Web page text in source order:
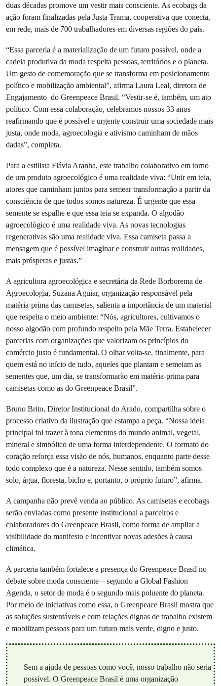
duas décadas promove um vestir mais consciente. As ecobags da
ação foram finalizadas pela Justa Trama, cooperativa que conecta,
em rede, mais de 700 trabalhadores em diversas regiões do país.
“Essa parceria é a materialização de um futuro possível, onde a
cadeia produtiva da moda respeita pessoas, territórios e o planeta.
Um gesto de comemoração que se transforma em posicionamento
político e mobilização ambiental”, afirma Laura Leal, diretora de
Engajamento do Greenpeace Brasil. “Vestir-se é, também, um ato
político. Com essa colaboração, celebramos nossos 33 anos
reafirmando que é possível e urgente construir uma sociedade mais
justa, onde moda, agroecologia e ativismo caminham de mãos
dadas”, completa.
Para a estilista Flávia Aranha, este trabalho colaborativo em torno
de um produto agroecológico é uma realidade viva: “Unir em teia,
atores que caminham juntos para semear transformação a partir da
consciência de que todos somos natureza. É urgente que essa
semente se espalhe e que essa teia se expanda. O algodão
agroecológico é uma realidade viva. As novas tecnologias
regenerativas são uma realidade viva. Essa camiseta passa a
mensagem que é possível imaginar e construir outras realidades,
mais prósperas e justas.”
A agricultora agroecológica e secretária da Rede Borborema de
Agroecologia, Suzana Aguiar, organização responsável pela
matéria-prima das camisetas, salienta a importância de um material
que respeita o meio ambiente: “Nós, agricultores, cultivamos o
nosso algodão com profundo respeito pela Mãe Terra. Estabelecer
parcerias com organizações que valorizam os princípios do
comércio justo é fundamental. O olhar volta-se, finalmente, para
quem está no início de tudo, aqueles que plantam e semeiam as
sementes que, um dia, se transformarão em matéria-prima para
camisetas como as do Greenpeace Brasil”.
Bruno Brito, Diretor Institucional do Arado, compartilha sobre o
processo criativo da ilustração que estampa a peça. “Nossa ideia
principal foi trazer à tona elementos do mundo animal, vegetal,
mineral e simbólico de uma forma interdependente. O formato do
coração reforça essa visão de nós, humanos, enquanto parte desse
todo complexo que é a natureza. Nesse sentido, também somos
solo, água, floresta, bicho e, portanto, o próprio futuro”, afirma.
A campanha não prevê venda ao público. As camisetas e ecobags
serão enviadas como presente institucional a parceiros e
colaboradores do Greenpeace Brasil, como forma de ampliar a
visibilidade do manifesto e incentivar novas adesões à causa
climática.
A parceria também fortalece a presença do Greenpeace Brasil no
debate sobre moda consciente–segundo a Global Fashion
Agenda, o setor de moda é o segundo mais poluente do planeta.
Por meio de iniciativas como essa, o Greenpeace Brasil mostra que
as soluções sustentáveis e com relações dignas de trabalho existem
e mobilizam pessoas para um futuro mais verde, digno e justo.
Sem a ajuda de pessoas como você, nosso trabalho não seria
possível. O Greenpeace Brasil é uma organização